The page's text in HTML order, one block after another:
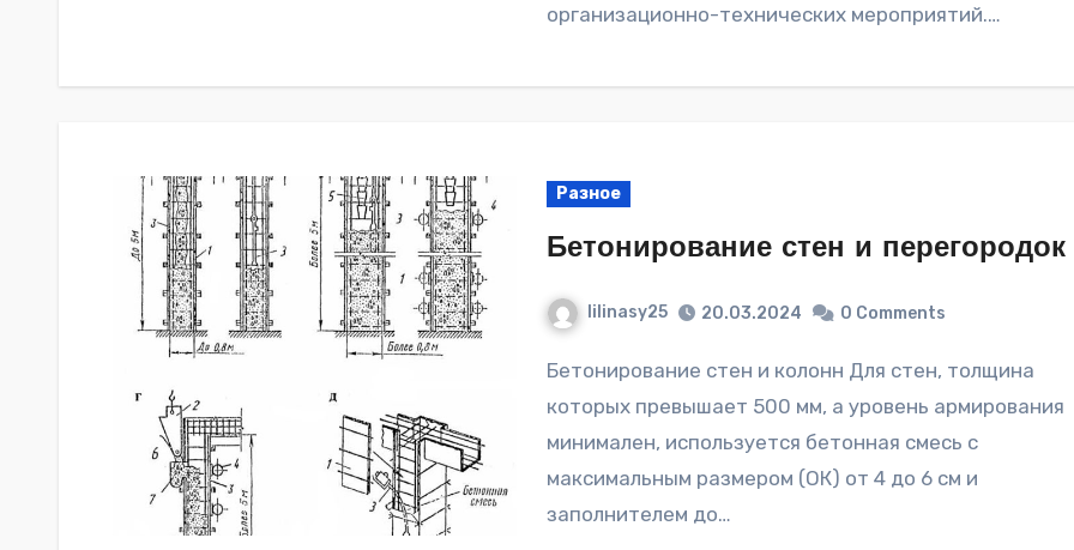
организационно-технических мероприятий.…
Разное
Бетонирование стен и перегородок
lilinasy25 20.03.2024 0 Comments
Бетонирование стен и колонн Для стен, толщина
которых превышает 500 мм, а уровень армирования
минимален, используется бетонная смесь с
максимальным размером (ОК) от 4 до 6 см и
заполнителем до…